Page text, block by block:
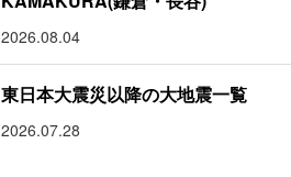
2026.08.04
東日本大震災以降の大地震一覧
2026.07.28